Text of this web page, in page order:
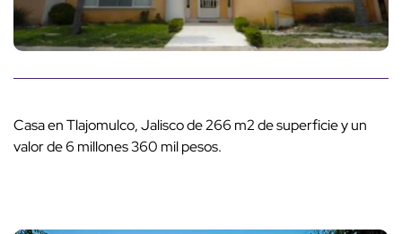
Casa en Tlajomulco, Jalisco de 266 m2 de superficie y un
valor de 6 millones 360 mil pesos.